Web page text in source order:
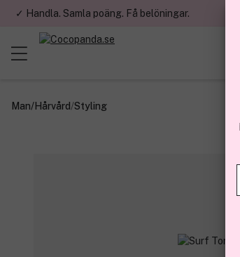
✓ Handla. Samla poäng. Få belöningar.
Man/Hårvård/Styling